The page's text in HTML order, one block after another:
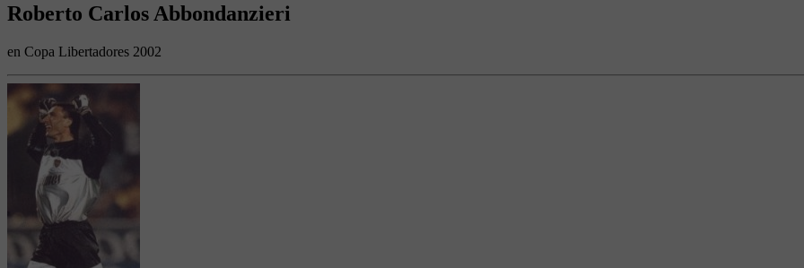
Roberto Carlos Abbondanzieri
en Copa Libertadores 2002